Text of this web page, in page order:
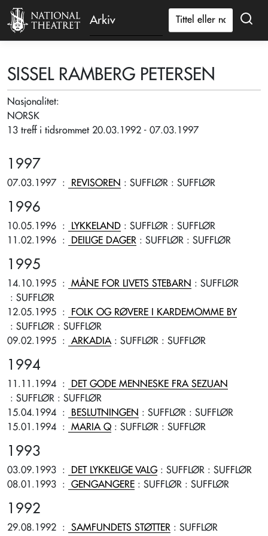
Arkiv
SISSEL RAMBERG PETERSEN
Nasjonalitet:
NORSK
13 treff i tidsrommet 20.03.1992 - 07.03.1997
1997
07.03.1997 : REVISOREN : SUFFLØR : SUFFLØR
1996
10.05.1996 : LYKKELAND : SUFFLØR : SUFFLØR
11.02.1996 : DEILIGE DAGER : SUFFLØR : SUFFLØR
1995
14.10.1995 : MÅNE FOR LIVETS STEBARN : SUFFLØR
: SUFFLØR
12.05.1995 :
FOLK OG RØVERE I KARDEMOMME BY
: SUFFLØR : SUFFLØR
09.02.1995 : ARKADIA : SUFFLØR : SUFFLØR
1994
11.11.1994 :
DET GODE MENNESKE FRA SEZUAN
: SUFFLØR : SUFFLØR
15.04.1994 : BESLUTNINGEN : SUFFLØR : SUFFLØR
15.01.1994 : MARIA Q : SUFFLØR : SUFFLØR
1993
03.09.1993 : DET LYKKELIGE VALG: SUFFLØR : SUFFLØR
08.01.1993 : GENGANGERE : SUFFLØR : SUFFLØR
1992
29.08.1992 : SAMFUNDETS STØTTER : SUFFLØR